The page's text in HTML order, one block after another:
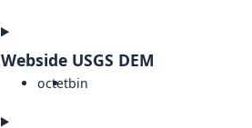
Webside USGS DEM
octetbin